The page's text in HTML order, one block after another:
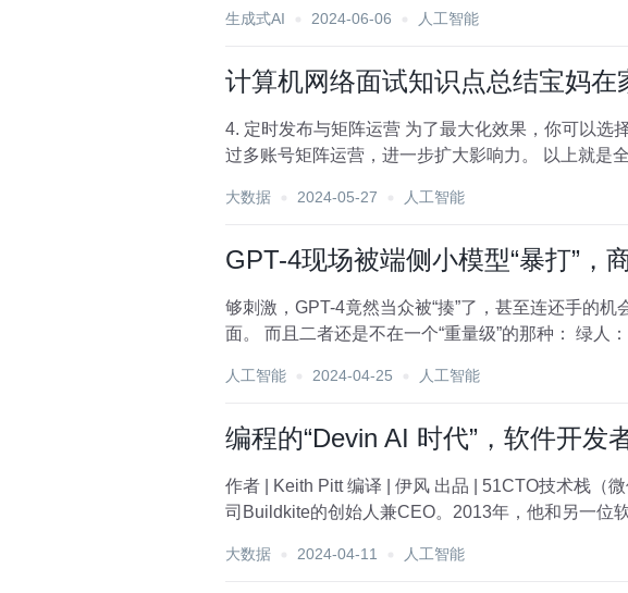
生成式AI 2024-06-06 人工智能
计算机网络面试知识点总结宝妈
4. 定时发布与矩阵运营 为了最大化效果，你可以选择在用户活跃度较高的时间段（如中午、傍晚、晚上）发布作品。此外，可以通
过多账号矩阵运营，进一步扩大影响力。 以上就是全部的制作流程，我还录制了一份全流程视频，需要的可以私信我免费领取：
大数据 2024-05-27 人工智能
GPT-4现场被端侧小模型“暴打”，
够刺激，GPT-4竟然当众被“揍”了，甚至连还手的机会都没有： 是的，就是在一场《街头霸王》游戏现场PK
人工智能 2024-04-25 人工智能
编程的“Devin AI 时代”，软件开发
作者 | Keith Pitt 编译 | 伊风 出品 | 51CTO技术栈（微信号：blog51cto） 这篇文章的作者基思-皮特（Keith Pitt），是一家软件开发公
司Buildkite的创始人兼CEO。2013年，他和另一位
大数据 2024-04-11 人工智能